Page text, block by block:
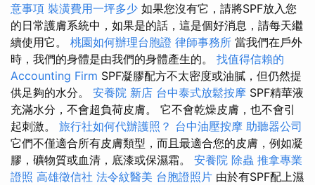
意事項 裝潢費用一坪多少 如果您沒有它，請將SPF放入您
的日常護膚系統中，如果是的話，這是個好消息，請每天繼
續使用它。 桃園如何辦理台胞證 律師事務所 當我們在戶外
時，我們的身體是由我們的身體產生的。 找值得信賴的
Accounting Firm SPF凝膠配方不太密度或油膩，但仍然提
供足夠的水分。 安養院 新店 台中泰式放鬆按摩 SPF精華液
充滿水分，不會超負荷皮膚。 它不會乾燥皮膚，也不會引
起刺激。 旅行社如何代辦護照？ 台中油壓按摩 助聽器公司
它們不僅適合所有皮膚類型，而且最適合您的皮膚，例如凝
膠，礦物質或血清，底漆或保濕霜。 安養院 除蟲 推拿專業
證照 高雄徵信社 法令紋醫美 台胞證照片 由於有SPF配上濕